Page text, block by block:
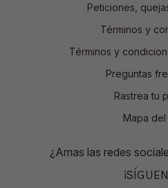
Peticiones,
Términos y
Términos y
Preguntas
Rastrea tu
Mapa del
¿Amas las redes